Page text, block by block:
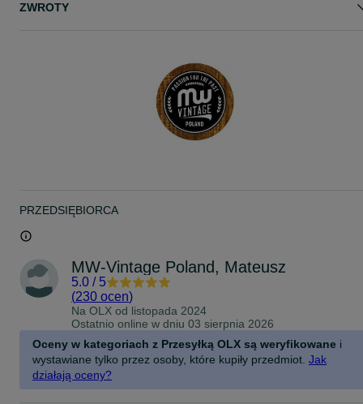
www.facebook.com/mwvintagepoland/
ZWROTY
PRZEDSIĘBIORCA
MW-Vintage Poland, Mateusz
5.0 / 5
(230 ocen)
Na OLX od listopada 2024
Ostatnio online w dniu 03 sierpnia 2026
Oceny w kategoriach z Przesyłką OLX są weryfikowane i
wystawiane tylko przez osoby, które kupiły przedmiot. Jak
działają oceny?